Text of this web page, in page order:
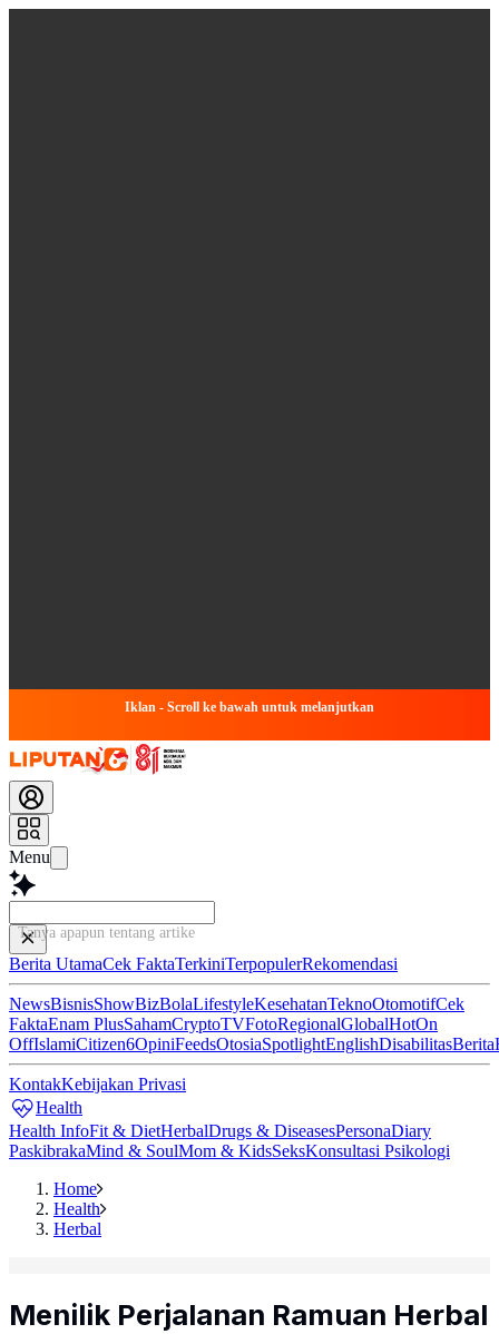
Iklan - Scroll ke bawah untuk melanjutkan
Menu
Tanya apapun tentang artikel ini...
Berita UtamaCek FaktaTerkiniTerpopulerRekomendasi
NewsBisnisShowBizBolaLifestyleKesehatanTeknoOtomotifCek
FaktaEnam PlusSahamCryptoTVFotoRegionalGlobalHotOn
OffIslamiCitizen6OpiniFeedsOtosiaSpotlightEnglishDisabilitasBerita
KontakKebijakan Privasi
Health
Health InfoFit & DietHerbalDrugs & DiseasesPersonaDiary
PaskibrakaMind & SoulMom & KidsSeksKonsultasi Psikologi
Home
Health
Herbal
Menilik Perjalanan Ramuan Herbal